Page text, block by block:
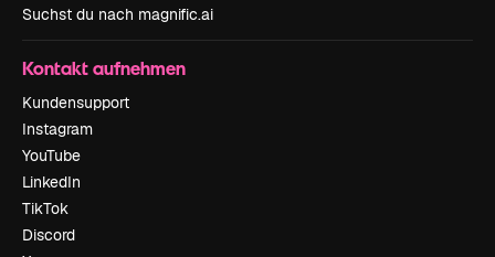
Suchst du nach magnific.ai
Kontakt aufnehmen
Kundensupport
Instagram
YouTube
LinkedIn
TikTok
Discord